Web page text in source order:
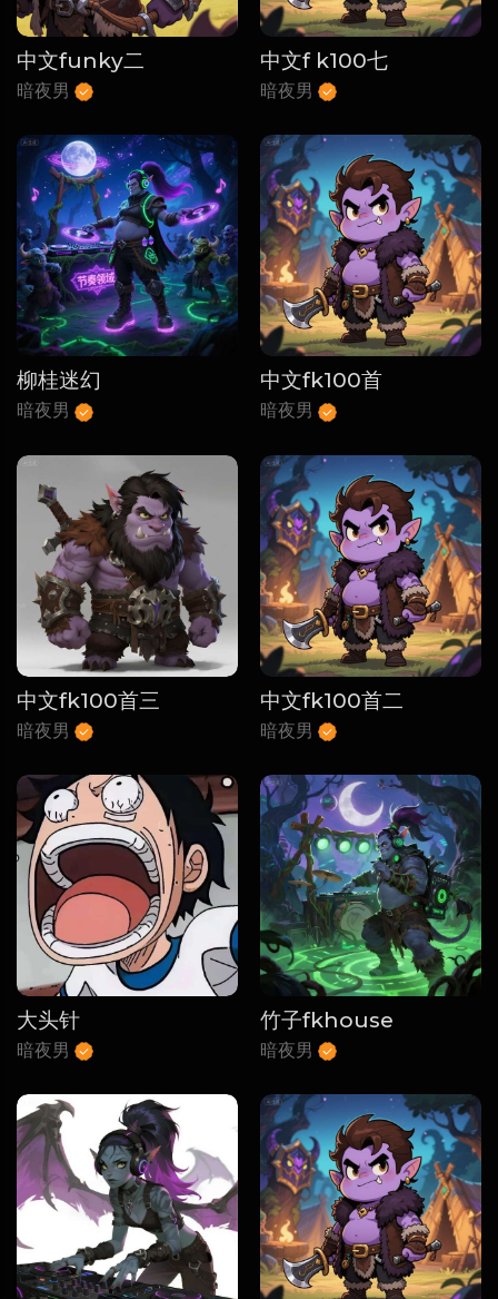
中文funky二
暗夜男
中文f k100七
暗夜男
柳桂迷幻
暗夜男
中文fk100首
暗夜男
中文fk100首三
暗夜男
中文fk100首二
暗夜男
大头针
暗夜男
竹子fkhouse
暗夜男